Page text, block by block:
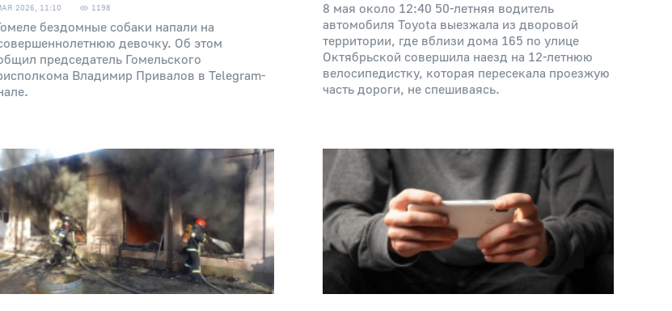
2026, 11:10 1198
бездомные собаки напали на
девочку. Об этом
председатель Гомельского
Владимир Привалов в Telegram-
8 мая около 12:40 50-летняя водитель
автомобиля Toyota выезжала из дворовой
территории, где вблизи дома 165 по улице
Октябрьской совершила наезд на 12-летнюю
велосипедистку, которая пересекала проезжую
часть дороги, не спешиваясь.